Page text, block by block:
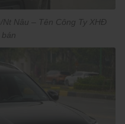
Nâu – Tên Công Ty XHĐ